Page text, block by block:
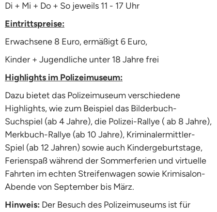
Di + Mi + Do + So jeweils 11 - 17 Uhr
Eintrittspreise:
Erwachsene 8 Euro, ermäßigt 6 Euro,
Kinder + Jugendliche unter 18 Jahre frei
Highlights im Polizeimuseum:
Dazu bietet das Polizeimuseum verschiedene
Highlights, wie zum Beispiel das Bilderbuch-
Suchspiel (ab 4 Jahre), die Polizei-Rallye ( ab 8 Jahre),
Merkbuch-Rallye (ab 10 Jahre), Kriminalermittler-
Spiel (ab 12 Jahren) sowie auch Kindergeburtstage,
Ferienspaß während der Sommerferien und virtuelle
Fahrten im echten Streifenwagen sowie Krimisalon-
Abende von September bis März.
Hinweis: Der Besuch des Polizeimuseums ist für